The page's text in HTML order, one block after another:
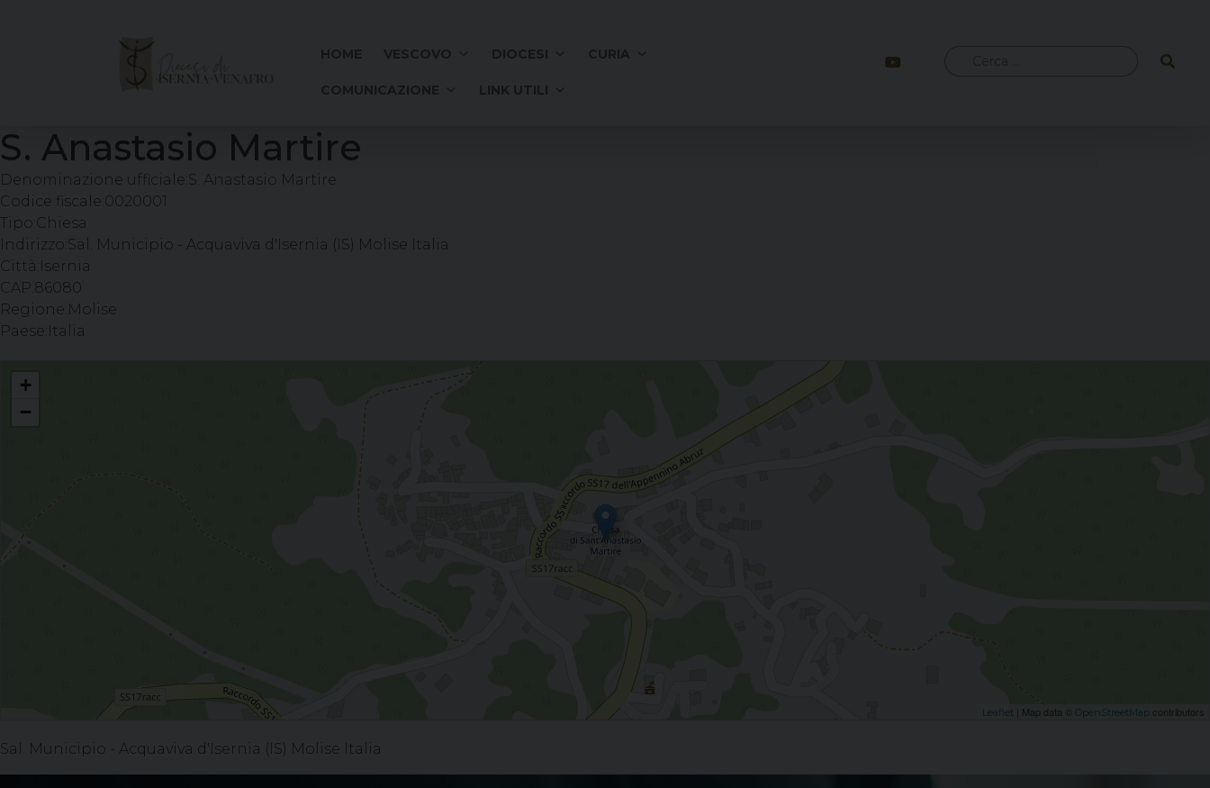
per:
S. Anastasio Martire
Denominazione ufficiale: S. Anastasio Martire
Codice fiscale: 0020001
Tipo: Chiesa
Indirizzo: Sal. Municipio - Acquaviva d'Isernia (IS) Molise Italia
Città: Isernia
CAP: 86080
Regione: Molise
Paese: Italia
+
−
Leaflet | Map data © OpenStreetMap contributors
Sal. Municipio - Acquaviva d'Isernia (IS) Molise Italia